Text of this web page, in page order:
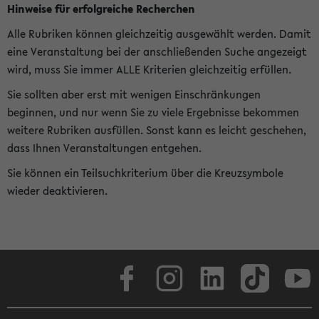
Hinweise für erfolgreiche Recherchen
Alle Rubriken können gleichzeitig ausgewählt werden. Damit
eine Veranstaltung bei der anschließenden Suche angezeigt
wird, muss Sie immer ALLE Kriterien gleichzeitig erfüllen.
Sie sollten aber erst mit wenigen Einschränkungen
beginnen, und nur wenn Sie zu viele Ergebnisse bekommen
weitere Rubriken ausfüllen. Sonst kann es leicht geschehen,
dass Ihnen Veranstaltungen entgehen.
Sie können ein Teilsuchkriterium über die Kreuzsymbole
wieder deaktivieren.